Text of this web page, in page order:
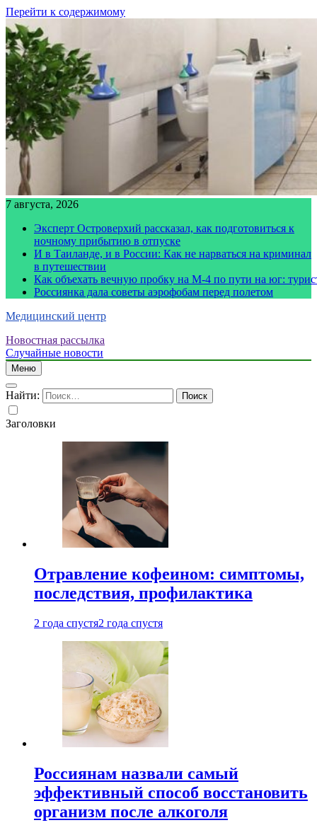
Перейти к содержимому
7 августа, 2026
Эксперт Островерхий рассказал, как подготовиться к
ночному прибытию в отпуске
И в Таиланде, и в России: Как не нарваться на криминал
в путешествии
Как объехать вечную пробку на М-4 по пути на юг:
Россиянка дала советы аэрофобам перед полетом
Медицинский центр
Новостная рассылка
Случайные новости
Меню
Найти:
Заголовки
Отравление кофеином: симптомы,
последствия, профилактика
2 года спустя2 года спустя
Россиянам назвали самый
эффективный способ восстановить
организм после алкоголя